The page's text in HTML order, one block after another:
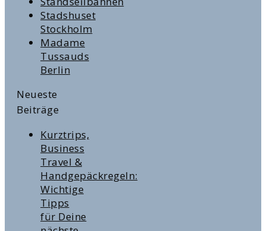
Stadshuset
Stockholm
Madame
Tussauds
Berlin
Neueste
Beiträge
Kurztrips,
Business
Travel &
Handgepäckregeln:
Wichtige
Tipps
für Deine